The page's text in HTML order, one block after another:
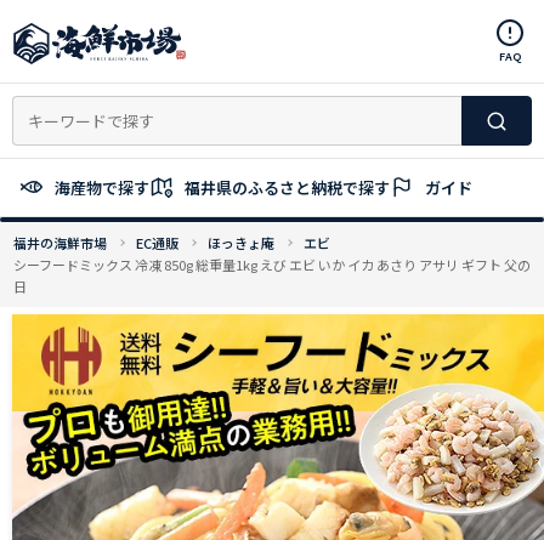
ン
ン
へ
ッ
プ
FAQ
海産物で探す 福井県のふるさと納税で探す ガイド
福井の海鮮市場 EC通販 ほっきょ庵
エビ
シーフードミックス 冷凍 850g 総重量1kg えび エビ いか イカ あさり アサリ ギフト 父の
日